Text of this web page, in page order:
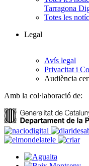
Tarragona
Totes les
Legal
Avís legal
Privacitat i
Audiència
Amb la col·laboració de: